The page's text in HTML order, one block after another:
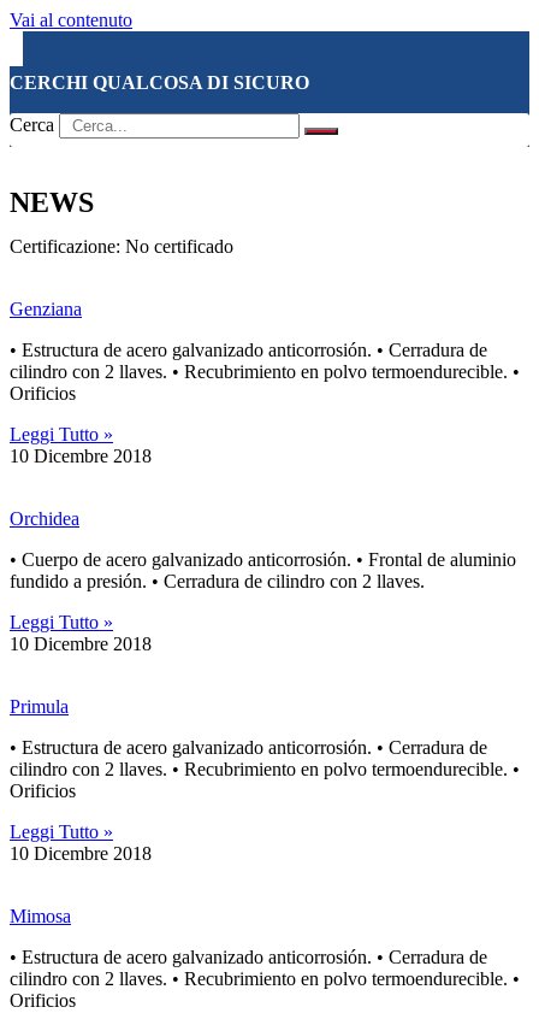
Vai al contenuto
CERCHI QUALCOSA DI SICURO
Cerca
NEWS
Certificazione: No certificado
Genziana
• Estructura de acero galvanizado anticorrosión. • Cerradura de
cilindro con 2 llaves. • Recubrimiento en polvo termoendurecible. •
Orificios
Leggi Tutto »
10 Dicembre 2018
Orchidea
• Cuerpo de acero galvanizado anticorrosión. • Frontal de aluminio
fundido a presión. • Cerradura de cilindro con 2 llaves.
Leggi Tutto »
10 Dicembre 2018
Primula
• Estructura de acero galvanizado anticorrosión. • Cerradura de
cilindro con 2 llaves. • Recubrimiento en polvo termoendurecible. •
Orificios
Leggi Tutto »
10 Dicembre 2018
Mimosa
• Estructura de acero galvanizado anticorrosión. • Cerradura de
cilindro con 2 llaves. • Recubrimiento en polvo termoendurecible. •
Orificios